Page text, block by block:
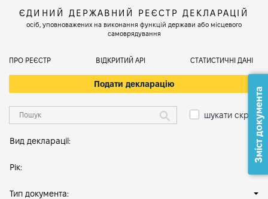
ЄДИНИЙ ДЕРЖАВНИЙ РЕЄСТР ДЕКЛАРАЦІЙ
осіб, уповноважених на виконання функцій держави або місцевого
самоврядування
ПРО РЕЄСТР ВІДКРИТИЙ АРІ СТАТИСТИЧНІ ДАНІ
Подати декларацію
шукати скрізь
Вид декларації:
Рік:
Тип документа:
Зміст документа